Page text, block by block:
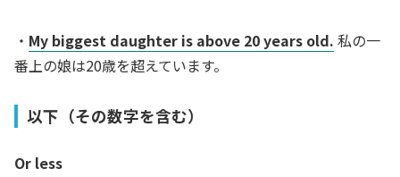
・ My biggest daughter is above 20 years old. 私の一
番上の娘は20歳を超えています。
以下（その数字を含む）
Or less